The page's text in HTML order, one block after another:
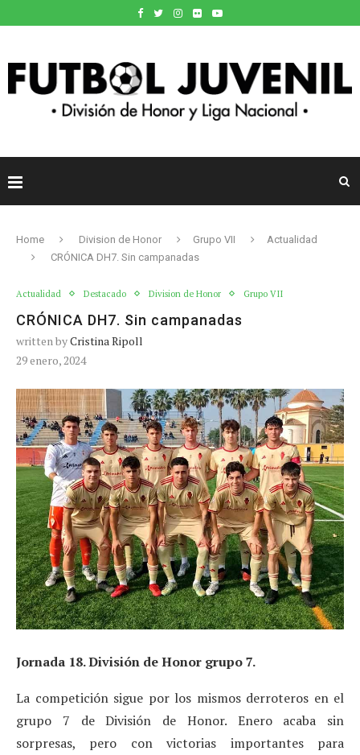
Home Division de Honor Grupo VII
Actualidad
CRÓNICA DH7. Sin campanadas
Actualidad Destacado Division de Honor Grupo VII
CRÓNICA DH7. Sin campanadas
written byCristina Ripoll
29 enero, 2024
Jornada 18. División de Honor grupo 7.
La competición sigue por los mismos derroteros en el
grupo 7 de División de Honor. Enero acaba sin
sorpresas, pero con victorias importantes para